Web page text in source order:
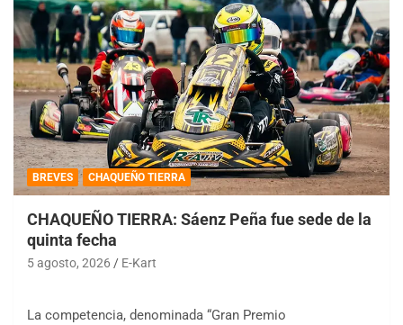
BREVES CHAQUEÑO TIERRA
CHAQUEÑO TIERRA: Sáenz Peña fue sede de la
quinta fecha
5 agosto, 2026 E-Kart
La competencia, denominada “Gran Premio